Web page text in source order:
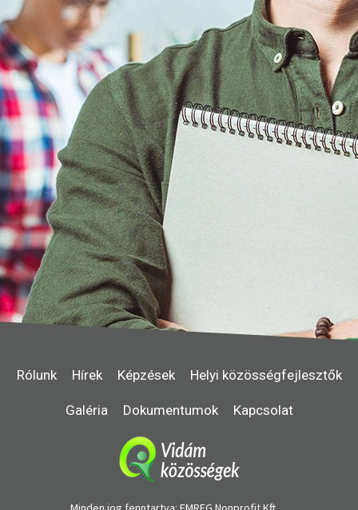
Rólunk Hírek Képzések Helyi közösségfejlesztők
Galéria Dokumentumok Kapcsolat